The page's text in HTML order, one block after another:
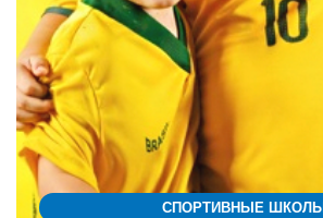
СПОРТИВНЫЕ ШКОЛЫ